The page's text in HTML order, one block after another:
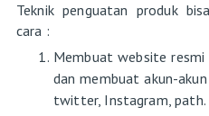
Teknik penguatan produk
cara :
Membuat website
dan membuat akun-
twitter, Instagram, path.